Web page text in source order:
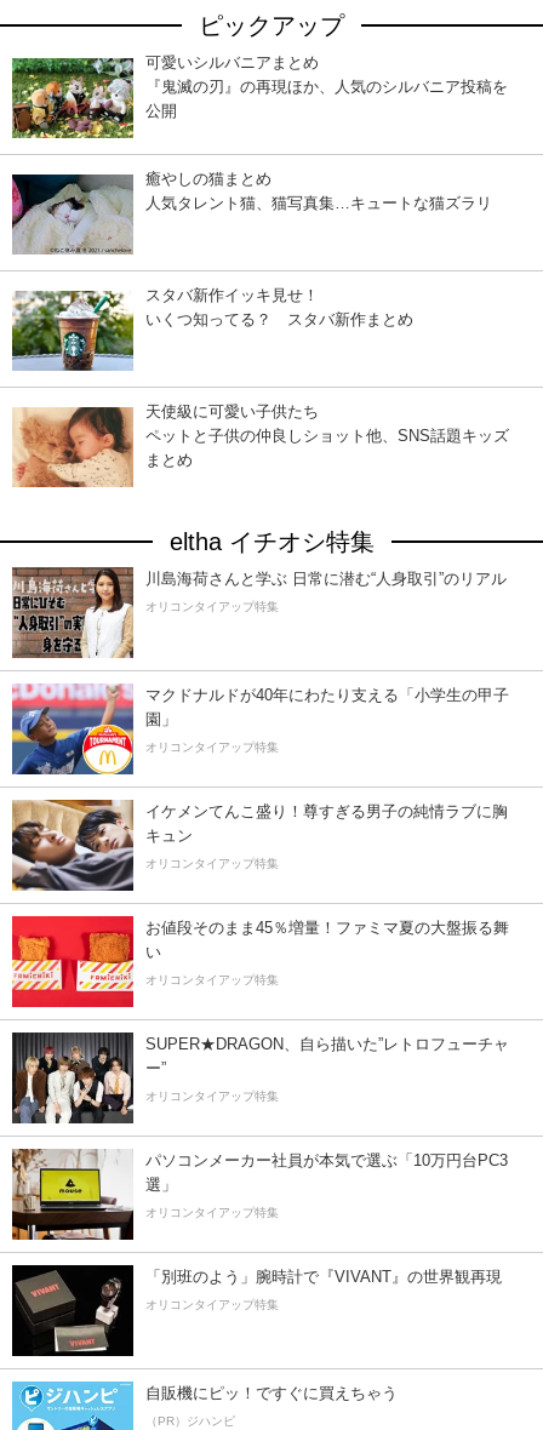
ピックアップ
可愛いシルバニアまとめ
『鬼滅の刃』の再現ほか、人気のシルバニア投稿を
公開
癒やしの猫まとめ
人気タレント猫、猫写真集…キュートな猫ズラリ
スタバ新作イッキ見せ！
いくつ知ってる？ スタバ新作まとめ
天使級に可愛い子供たち
ペットと子供の仲良しショット他、SNS話題キッズ
まとめ
eltha イチオシ特集
川島海荷さんと学ぶ 日常に潜む“人身取引”のリアル
オリコンタイアップ特集
マクドナルドが40年にわたり支える「小学生の甲子
園」
オリコンタイアップ特集
イケメンてんこ盛り！尊すぎる男子の純情ラブに胸
キュン
オリコンタイアップ特集
お値段そのまま45％増量！ファミマ夏の大盤振る舞
い
オリコンタイアップ特集
SUPER★DRAGON、自ら描いた”レトロフューチャ
ー”
オリコンタイアップ特集
パソコンメーカー社員が本気で選ぶ「10万円台PC3
選」
オリコンタイアップ特集
「別班のよう」腕時計で『VIVANT』の世界観再現
オリコンタイアップ特集
自販機にピッ！ですぐに買えちゃう
（PR）ジハンピ